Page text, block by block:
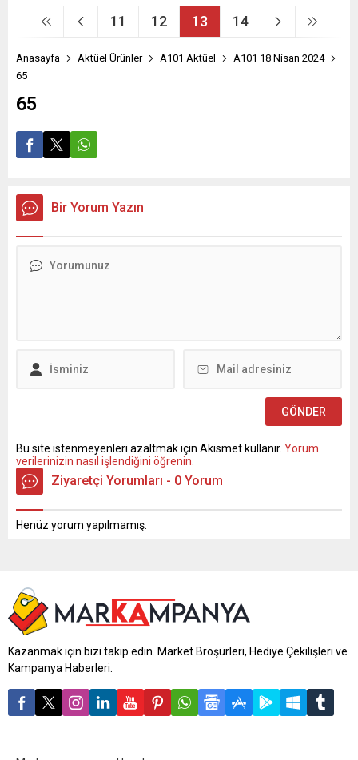
11 12 13 14
Anasayfa Aktüel Ürünler A101 Aktüel
A101 18 Nisan 2024
65
65
Bir Yorum Yazın
Bu site istenmeyenleri azaltmak için Akismet kullanır. Yorum
verilerinizin nasıl işlendiğini öğrenin.
Ziyaretçi Yorumları - 0 Yorum
Henüz yorum yapılmamış.
Kazanmak için bizi takip edin. Market Broşürleri, Hediye Çekilişleri ve
Kampanya Haberleri.